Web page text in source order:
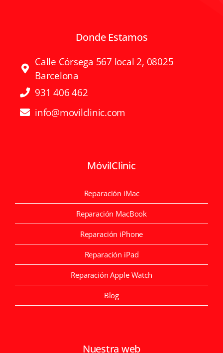
Donde Estamos
Calle Córsega 567 local 2, 08025
Barcelona
931 406 462
info@movilclinic.com
MóvilClinic
Reparación iMac
Reparación MacBook
Reparación iPhone
Reparación iPad
Reparación Apple Watch
Blog
Nuestra web